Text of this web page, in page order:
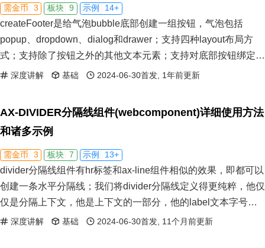
需金币 3 板块 9 示例 14+
createFooter是给气泡bubble底部创建一组按钮，气泡包括
popup、dropdown、dialog和drawer；支持四种layout布局方
式；支持除了按钮之外的其他文本元素；支持对底部按钮绑定事
件。深度讲解 基础 2024-06-30首发, 1年前更新
AX-DIVIDER分隔线组件(webcomponent)详细使用方法
和诸多示例
需金币 3 板块 7 示例 13+
divider分隔线组件有hr标签和ax-line组件相似的效果，即都可以
创建一条水平分隔线；我们将divider分隔线定义得更纯粹，他仅
仅是分隔上下文，他是上下文的一部分，他的label文本字号和
上下文间距都继承自父层。
深度讲解 基础 2024-06-30首发, 11个月前更新